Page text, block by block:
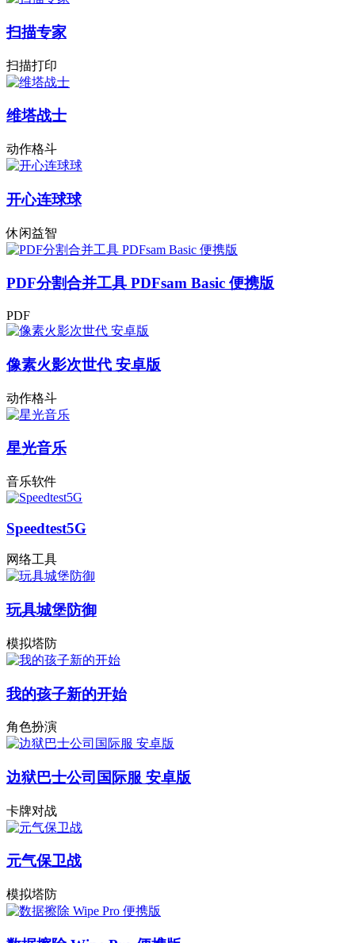
扫描专家
扫描打印
维塔战士
动作格斗
开心连球球
休闲益智
PDF分割合并工具 PDFsam Basic 便携版
PDF
像素火影次世代 安卓版
动作格斗
星光音乐
音乐软件
Speedtest5G
网络工具
玩具城堡防御
模拟塔防
我的孩子新的开始
角色扮演
边狱巴士公司国际服 安卓版
卡牌对战
元气保卫战
模拟塔防